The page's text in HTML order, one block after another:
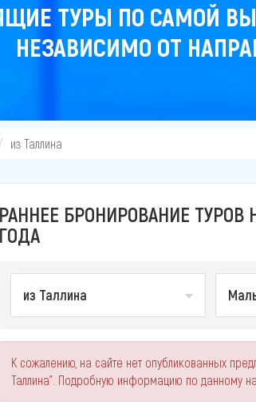
ТУРЫ ПО САМОЙ
НЕЗАВИСИМО ОТ
из Таллина
РАННЕЕ БРОНИРОВАНИЕ
ГОДА
из Таллина
К сожалению, на сайте нет опубликованных
Таллина". Подробную информацию по данному